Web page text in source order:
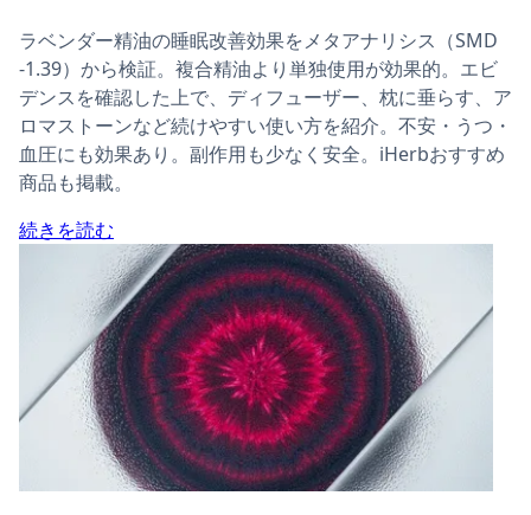
ラベンダー精油の睡眠改善効果をメタアナリシス（SMD
-1.39）から検証。複合精油より単独使用が効果的。エビ
デンスを確認した上で、ディフューザー、枕に垂らす、ア
ロマストーンなど続けやすい使い方を紹介。不安・うつ・
血圧にも効果あり。副作用も少なく安全。iHerbおすすめ
商品も掲載。
続きを読む